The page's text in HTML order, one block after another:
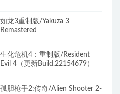
如龙3重制版/Yakuza 3
Remastered
生化危机4：重制版/Resident
Evil 4（更新Build.22154679）
孤胆枪手2:传奇/Alien Shooter 2-